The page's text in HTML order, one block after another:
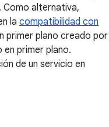
. Como alternativa,
la compatibilidad con
primer plano creado por
primer plano.
de un servicio en